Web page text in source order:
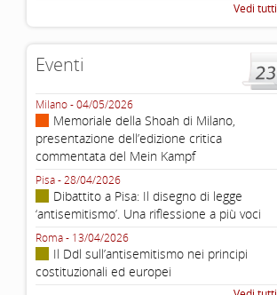
Vedi tutti
Eventi
Milano - 04/05/2026
Memoriale della Shoah di Milano,
presentazione dell’edizione critica
commentata del Mein Kampf
Pisa - 28/04/2026
Dibattito a Pisa: Il disegno di legge
‘antisemitismo’. Una riflessione a più voci
Roma - 13/04/2026
Il Ddl sull’antisemitismo nei principi
costituzionali ed europei